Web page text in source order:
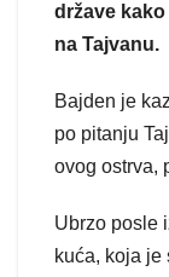
države
na Tajvanu.
Bajden je
po pitanju
ovog ostrva,
Ubrzo posle
kuća, koja je